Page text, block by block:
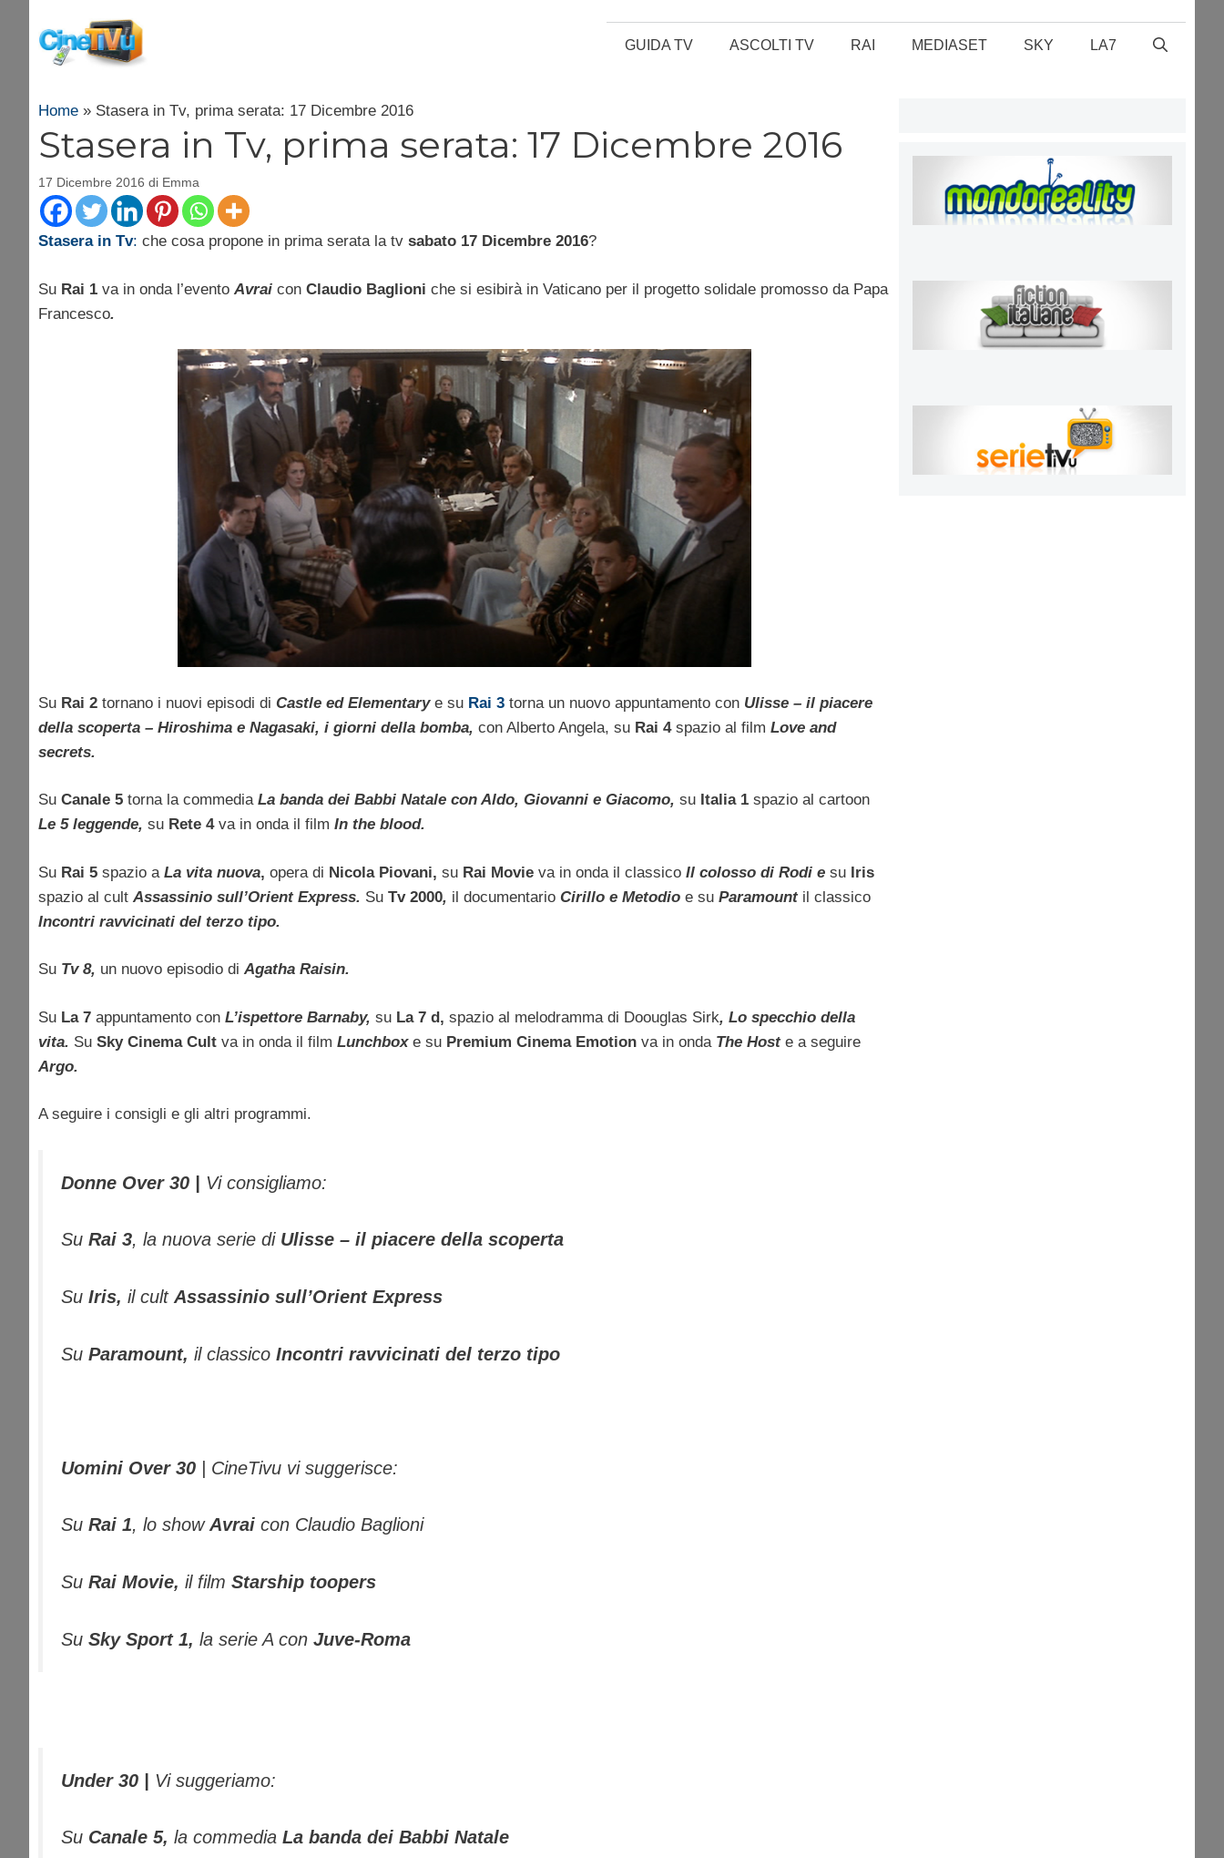
contenuto
GUIDA TV ASCOLTI TV RAI MEDIASET SKY LA7
Home » Stasera in Tv, prima serata: 17 Dicembre 2016
Stasera in Tv, prima serata: 17 Dicembre 2016
17 Dicembre 2016 di Emma
Stasera in Tv: che cosa propone in prima serata la tv sabato 17 Dicembre 2016?
Su Rai 1 va in onda l’evento Avrai con Claudio Baglioni che si esibirà in Vaticano per il progetto solidale promosso da Papa
Francesco.
Su Rai 2 tornano i nuovi episodi di Castle ed Elementary e su Rai 3 torna un nuovo appuntamento con Ulisse – il piacere
della scoperta – Hiroshima e Nagasaki, i giorni della bomba, con Alberto Angela, su Rai 4spazio al film Love and
secrets.
Su Canale 5 torna la commedia La banda dei Babbi Natale con Aldo, Giovanni e Giacomo, su Italia 1 spazio al cartoon
Le 5 leggende, su Rete 4va in onda il film In the blood.
Su Rai 5 spazio a La vita nuova, opera di Nicola Piovani, su Rai Movie va in onda il classico Il colosso di Rodi e su Iris
spazio al cult Assassinio sull’Orient Express. Su Tv 2000, il documentario Cirillo e Metodio e su Paramountil classico
Incontri ravvicinati del terzo tipo.
Su Tv 8, un nuovo episodio di Agatha Raisin.
Su La 7 appuntamento con L’ispettore Barnaby, su La 7 d, spazio al melodramma di Doouglas Sirk, Lo specchio della
vita. Su Sky Cinema Cult va in onda il film Lunchbox e su Premium Cinema Emotion va in onda The Host e a seguire
Argo.
A seguire i consigli e gli altri programmi.
Donne Over 30 | Vi consigliamo:
Su Rai 3, la nuova serie di Ulisse – il piacere della scoperta
Su Iris, il cult Assassinio sull’Orient Express
Su Paramount, il classico Incontri ravvicinati del terzo tipo
Uomini Over 30 | CineTivu vi suggerisce:
Su Rai 1, lo showAvrai con Claudio Baglioni
Su Rai Movie, il film Starship toopers
Su Sky Sport 1, la serie A con Juve-Roma
Under 30 | Vi suggeriamo:
Su Canale 5, la commedia La banda dei Babbi Natale